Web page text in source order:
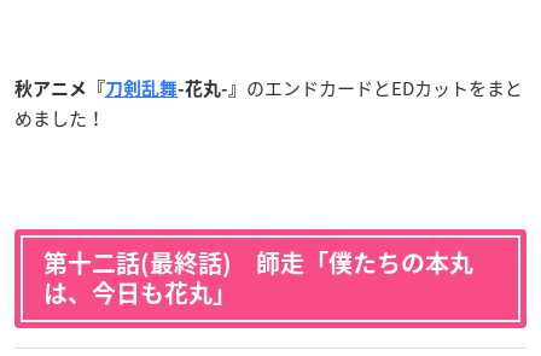
秋アニメ『刀剣乱舞-花丸-』 のエンドカードとEDカットをまと
めました！
第十二話(最終話) 師走「僕たちの本丸
は、今日も花丸」